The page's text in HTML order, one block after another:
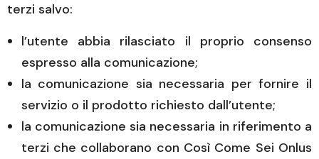
terzi salvo:
l’utente abbia rilasciato il proprio consenso
espresso alla comunicazione;
la comunicazione sia necessaria per fornire il
servizio o il prodotto richiesto dall’utente;
la comunicazione sia necessaria in riferimento a
terzi che collaborano con Così Come Sei Onlus